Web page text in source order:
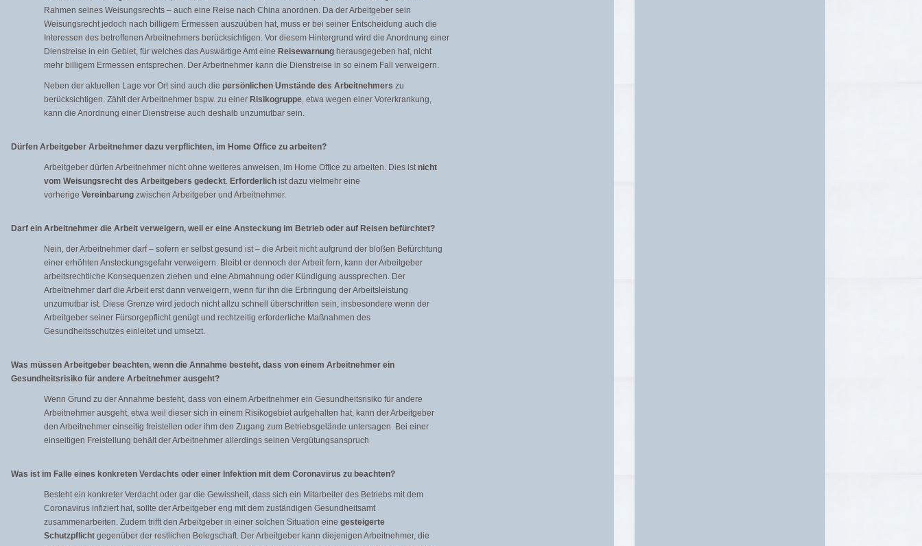
Rahmen seines Weisungsrechts – auch eine Reise nach China anordnen. Da der Arbeitgeber sein
Weisungsrecht jedoch nach billigem Ermessen auszuüben hat, muss er bei seiner Entscheidung auch die
Interessen des betroffenen Arbeitnehmers berücksichtigen. Vor diesem Hintergrund wird die Anordnung einer
Dienstreise in ein Gebiet, für welches das Auswärtige Amt eine Reisewarnung herausgegeben hat, nicht
mehr billigem Ermessen entsprechen. Der Arbeitnehmer kann die Dienstreise in so einem Fall verweigern.
Neben der aktuellen Lage vor Ort sind auch die persönlichen Umstände des Arbeitnehmers zu
berücksichtigen. Zählt der Arbeitnehmer bspw. zu einer Risikogruppe, etwa wegen einer Vorerkrankung,
kann die Anordnung einer Dienstreise auch deshalb unzumutbar sein.
Dürfen Arbeitgeber Arbeitnehmer dazu verpflichten, im Home Office zu arbeiten?
Arbeitgeber dürfen Arbeitnehmer nicht ohne weiteres anweisen, im Home Office zu arbeiten. Dies istnicht
vom Weisungsrecht des Arbeitgebers gedeckt. Erforderlich ist dazu vielmehr eine
vorherige Vereinbarung zwischen Arbeitgeber und Arbeitnehmer.
Darf ein Arbeitnehmer die Arbeit verweigern, weil er eine Ansteckung im Betrieb oder auf Reisen befürchtet?
Nein, der Arbeitnehmer darf – sofern er selbst gesund ist – die Arbeit nicht aufgrund der bloßen Befürchtung
einer erhöhten Ansteckungsgefahr verweigern. Bleibt er dennoch der Arbeit fern, kann der Arbeitgeber
arbeitsrechtliche Konsequenzen ziehen und eine Abmahnung oder Kündigung aussprechen. Der
Arbeitnehmer darf die Arbeit erst dann verweigern, wenn für ihn die Erbringung der Arbeitsleistung
unzumutbar ist. Diese Grenze wird jedoch nicht allzu schnell überschritten sein, insbesondere wenn der
Arbeitgeber seiner Fürsorgepflicht genügt und rechtzeitig erforderliche Maßnahmen des
Gesundheitsschutzes einleitet und umsetzt.
Was müssen Arbeitgeber beachten, wenn die Annahme besteht, dass von einem Arbeitnehmer ein
Gesundheitsrisiko für andere Arbeitnehmer ausgeht?
Wenn Grund zu der Annahme besteht, dass von einem Arbeitnehmer ein Gesundheitsrisiko für andere
Arbeitnehmer ausgeht, etwa weil dieser sich in einem Risikogebiet aufgehalten hat, kann der Arbeitgeber
den Arbeitnehmer einseitig freistellen oder ihm den Zugang zum Betriebsgelände untersagen. Bei einer
einseitigen Freistellung behält der Arbeitnehmer allerdings seinen Vergütungsanspruch
Was ist im Falle eines konkreten Verdachts oder einer Infektion mit dem Coronavirus zu beachten?
Besteht ein konkreter Verdacht oder gar die Gewissheit, dass sich ein Mitarbeiter des Betriebs mit dem
Coronavirus infiziert hat, sollte der Arbeitgeber eng mit dem zuständigen Gesundheitsamt
zusammenarbeiten. Zudem trifft den Arbeitgeber in einer solchen Situation eine gesteigerte
Schutzpflicht gegenüber der restlichen Belegschaft. Der Arbeitgeber kann diejenigen Arbeitnehmer, die